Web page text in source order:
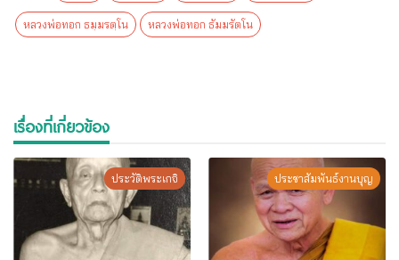
หลวงพ่อทอก ธมฺมรตฺโน หลวงพ่อทอก ธัมมรัตโน
เรื่องที่เกี่ยวข้อง
ประวัติพระเกจิ ประชาสัมพันธ์งานบุญ